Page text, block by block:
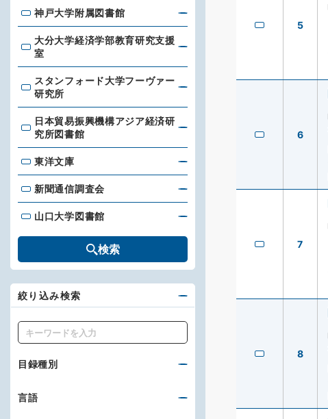
5
6
7
8
神戸大学附属図書館
神戸大学附属図書館
大分大学経済学部教育研究支援室
大分大学経済学部教育研究支援
室
スタンフォード大学フーヴァー研究所
スタンフォード大学フーヴァー
研究所
日本貿易振興機構アジア経済研究所図書館
日本貿易振興機構アジア経済研
究所図書館
東洋文庫
東洋文庫
新聞通信調査会
新聞通信調査会
山口大学図書館
山口大学図書館
検索
絞り込み検索
キーワード
目録種別
言語